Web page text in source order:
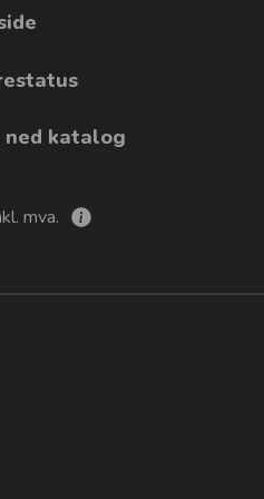
ned katalog
mva.